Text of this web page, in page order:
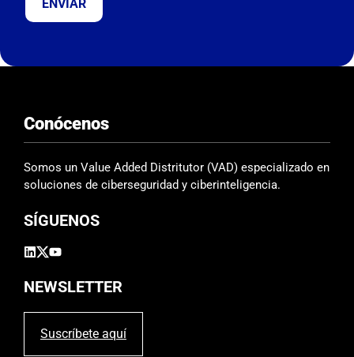
s
c
a
m
p
v
c
o
.
Conócenos
Somos un Value Added Distritutor (VAD) especializado en
soluciones de ciberseguridad y ciberinteligencia.
SÍGUENOS
NEWSLETTER
Suscríbete aquí